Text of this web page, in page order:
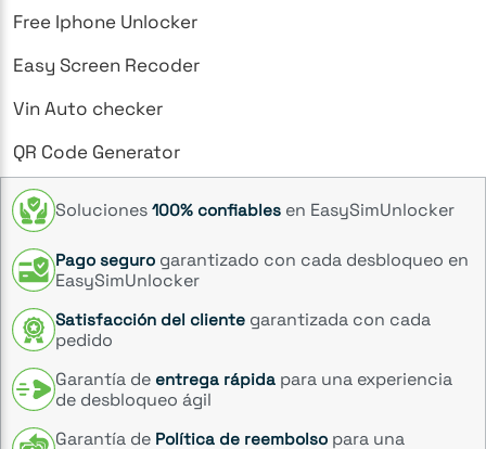
Free Iphone Unlocker
Easy Screen Recoder
Vin Auto checker
QR Code Generator
Soluciones 100% confiables en EasySimUnlocker
Pago seguro garantizado con cada desbloqueo en
EasySimUnlocker
Satisfacción del cliente garantizada con cada
pedido
Garantía de entrega rápida para una experiencia
de desbloqueo ágil
Garantía de Política de reembolso para una